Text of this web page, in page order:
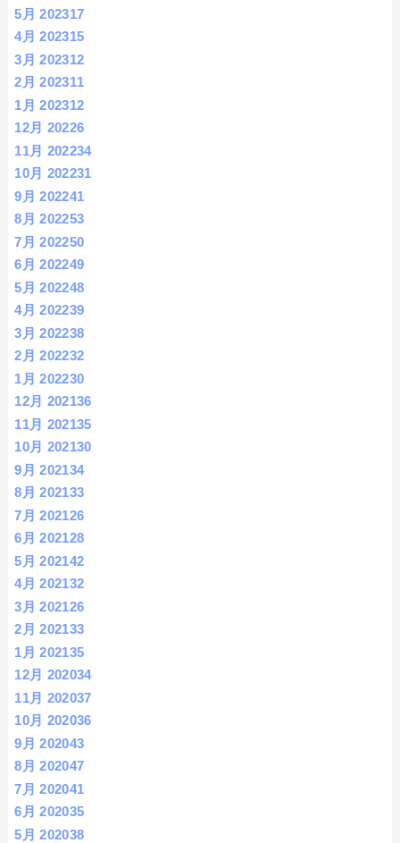
5月 202317
4月 202315
3月 202312
2月 202311
1月 202312
12月 20226
11月 202234
10月 202231
9月 202241
8月 202253
7月 202250
6月 202249
5月 202248
4月 202239
3月 202238
2月 202232
1月 202230
12月 202136
11月 202135
10月 202130
9月 202134
8月 202133
7月 202126
6月 202128
5月 202142
4月 202132
3月 202126
2月 202133
1月 202135
12月 202034
11月 202037
10月 202036
9月 202043
8月 202047
7月 202041
6月 202035
5月 202038